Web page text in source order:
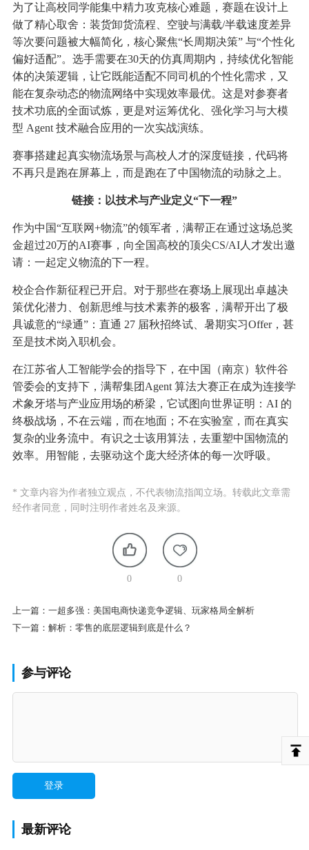
为了让高校同学能集中精力攻克核心难题，赛题在设计上
做了精心取舍：装货卸货流程、空驶与满载/半载速度差异
等次要问题被大幅简化，核心聚焦“长周期决策” 与“个性化
偏好适配”。选手需要在30天的仿真周期内，持续优化智能
体的决策逻辑，让它既能适配不同司机的个性化需求，又
能在复杂动态的物流网络中实现效率最优。这是对参赛者
技术功底的全面试炼，更是对运筹优化、强化学习与大模
型 Agent 技术融合应用的一次实战演练。
赛事搭建起真实物流场景与高校人才的深度链接，代码将
不再只是跑在屏幕上，而是跑在了中国物流的动脉之上。
链接：以技术与产业定义“下一程”
作为中国“互联网+物流”的领军者，满帮正在通过这场总奖
金超过20万的AI赛事，向全国高校的顶尖CS/AI人才发出邀
请：一起定义物流的下一程。
校企合作新征程已开启。对于那些在赛场上展现出卓越决
策优化潜力、创新思维与技术素养的极客，满帮开出了极
具诚意的“绿通”：直通 27 届秋招终试、暑期实习Offer，甚
至是技术岗入职机会。
在江苏省人工智能学会的指导下，在中国（南京）软件谷
管委会的支持下，满帮集团Agent 算法大赛正在成为连接学
术象牙塔与产业应用场的桥梁，它试图向世界证明：AI 的
终极战场，不在云端，而在地面；不在实验室，而在真实
复杂的业务流中。有识之士该用算法，去重塑中国物流的
效率。用智能，去驱动这个庞大经济体的每一次呼吸。
* 文章内容为作者独立观点，不代表物流指闻立场。转载此文章需
经作者同意，同时注明作者姓名及来源。
0 0
上一篇： 一超多强：美国电商快递竞争逻辑、玩家格局全解析
下一篇： 解析：零售的底层逻辑到底是什么？
参与评论
最新评论